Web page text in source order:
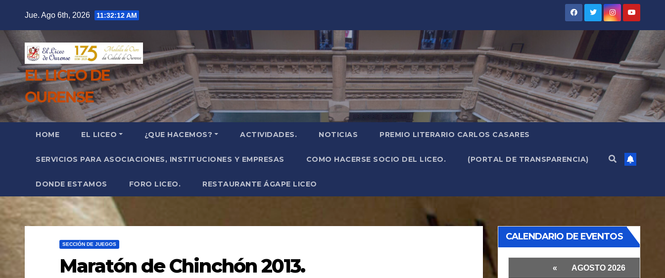
contenido
Jue. Ago 6th, 2026 11:32:15 AM
EL LICEO DE
OURENSE
HOME EL LICEO ¿QUE HACEMOS? ACTIVIDADES. NOTICIAS PREMIO LITERARIO CARLOS CASARES
SERVICIOS PARA ASOCIACIONES, INSTITUCIONES Y EMPRESAS COMO HACERSE SOCIO DEL LICEO. (PORTAL DE TRANSPARENCIA)
DONDE ESTAMOS FORO LICEO. RESTAURANTE ÁGAPE LICEO
SECCIÓN DE JUEGOS
Maratón de Chinchón 2013.
CALENDARIO DE EVENTOS
« AGOSTO 2026